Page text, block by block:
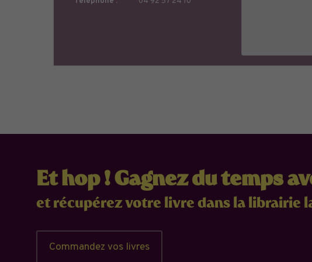
Et hop ! Gagnez du temps
et récupérez votre livre dans la librairie
Commandez vos livres